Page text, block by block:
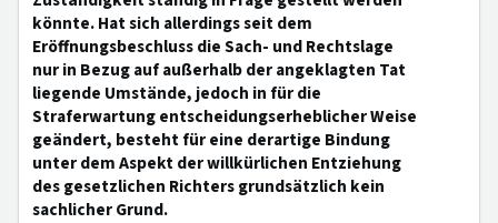
könnte. Hat sich allerdings seit dem
Eröffnungsbeschluss die Sach- und Rechtslage
nur in Bezug auf außerhalb der angeklagten Tat
liegende Umstände, jedoch in für die
Straferwartung entscheidungserheblicher Weise
geändert, besteht für eine derartige Bindung
unter dem Aspekt der willkürlichen Entziehung
des gesetzlichen Richters grundsätzlich kein
sachlicher Grund.